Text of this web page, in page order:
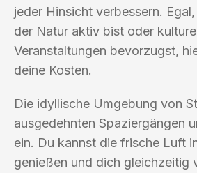
jeder Hinsicht verbessern.
der Natur aktiv bist oder
Veranstaltungen bevorzugst,
deine Kosten.
Die idyllische Umgebung von
ausgedehnten Spaziergängen
ein. Du kannst die frische Luft
genießen und dich gleichzeitig